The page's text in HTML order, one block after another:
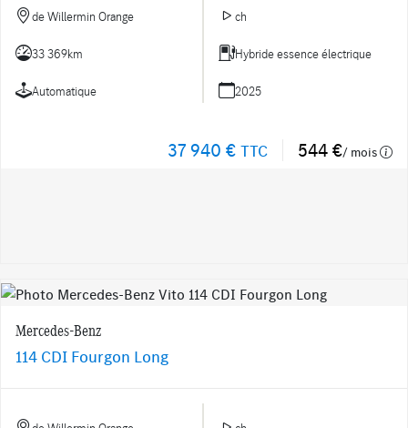
de Willermin Orange ch
33 369km Hybride essence électrique
Automatique 2025
37 940 € TTC 544 €/ mois
Mercedes-Benz
114 CDI Fourgon Long